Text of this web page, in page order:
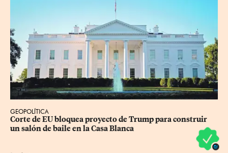
GEOPOLÍTICA
Corte de EU bloquea proyecto de Trump para construir
un salón de baile en la Casa Blanca